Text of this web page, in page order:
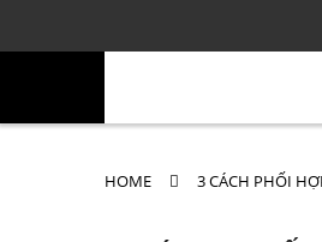
HOME 3 CÁCH PHỐI